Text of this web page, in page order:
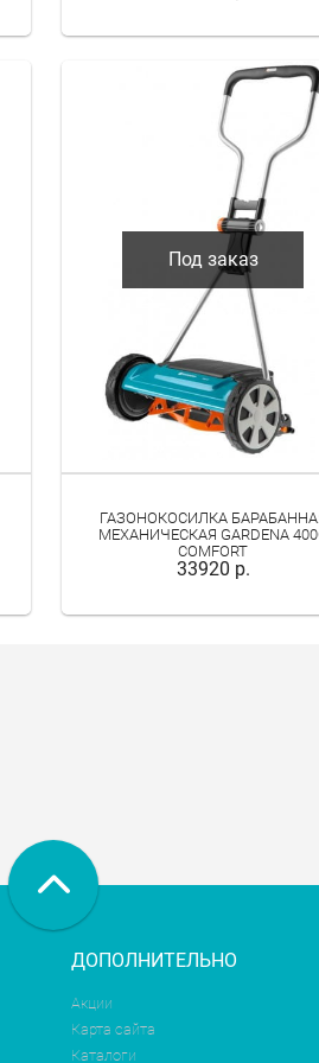
Под заказ
ГАЗОНОКОСИЛКА
МЕХАНИЧЕСКАЯ GARDENA
COMFORT
33920 р.
ДОПОЛНИТЕЛЬНО
Акции
Карта сайта
Каталоги